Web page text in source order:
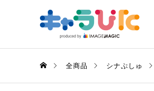
全商品 シナぷしゅ